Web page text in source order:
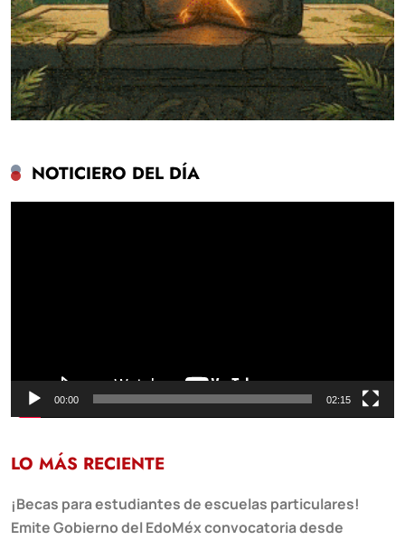
NOTICIERO DEL DÍA
00:00 02:15
LO MÁS RECIENTE
¡Becas para estudiantes de escuelas particulares!
Emite Gobierno del EdoMéx convocatoria desde